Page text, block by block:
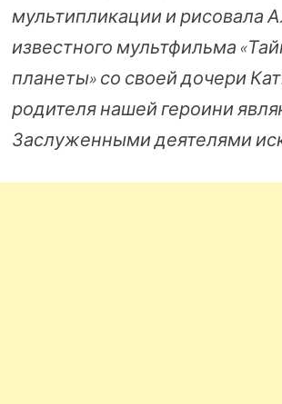
мультипликации и рисовала
известного мультфильма
планеты» со своей дочери
родителя нашей героини
Заслуженными деятелями